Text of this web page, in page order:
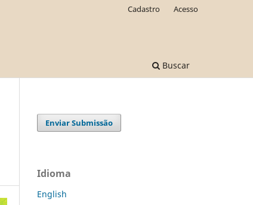
Buscar
Cadastro Acesso
Enviar Submissão
Idioma
English